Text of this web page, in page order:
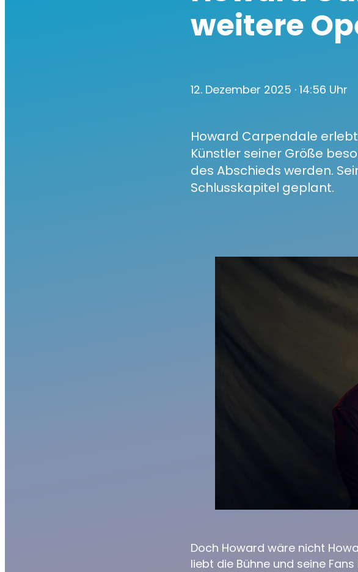
weitere
12. Dezember 2025 · 14:56 Uhr
Howard Carpendale
Künstler seiner Größe
des Abschieds werden.
Schlusskapitel geplant.
Doch Howard wäre nicht
liebt die Bühne und seine